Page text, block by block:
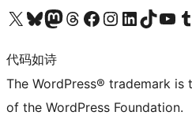
关注我们的 X（原 Twitter）账号访问我们的 Bluesky 账号关注我们的 Mastodon 账号访问我们的 Threads 账号 访问我们的 Facebook 公共主页关注我们的 Instagram 账号 关注我们的 LinkedIn 主页访问我们的 TikTok 账号访问我们的 YouTube 频道 访问我们的 Tumblr 账号
代码如诗
The WordPress® trademark
of the WordPress Foundation.